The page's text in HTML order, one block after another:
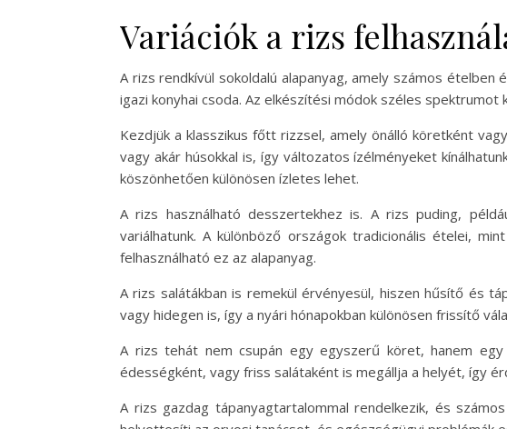
Variációk a rizs
A rizs rendkívül sokoldalú alapanyag, amely számos
igazi konyhai csoda. Az elkészítési módok széles
Kezdjük a klasszikus főtt rizzsel, amely önálló köretként
vagy akár húsokkal is, így változatos ízélményeket
köszönhetően különösen ízletes lehet.
A rizs használható desszertekhez is. A rizs puding,
variálhatunk. A különböző országok tradicionális ételei,
felhasználható ez az alapanyag.
A rizs salátákban is remekül érvényesül, hiszen hűsítő és
vagy hidegen is, így a nyári hónapokban különösen frissítő
A rizs tehát nem csupán egy egyszerű köret, hanem egy
édességként, vagy friss salátaként is megállja a helyét, így
A rizs gazdag tápanyagtartalommal rendelkezik, és